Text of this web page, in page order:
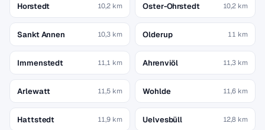
Horstedt 10,2 km Oster-Ohrstedt 10,2 km
Sankt Annen 10,3 km Olderup 11 km
Immenstedt 11,1 km Ahrenviöl 11,3 km
Arlewatt 11,5 km Wohlde 11,6 km
Hattstedt 11,9 km Uelvesbüll 12,8 km